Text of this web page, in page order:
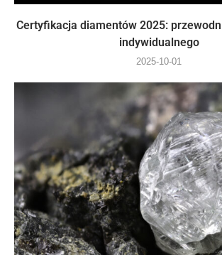
Certyfikacja diamentów 2025:
indywidualnego
2025-10-01